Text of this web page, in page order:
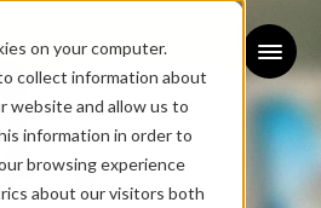
on your computer.
collect information about
website and allow us to
information in order to
browsing experience
about our visitors both